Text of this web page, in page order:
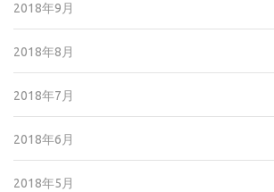
2018年9月
2018年8月
2018年7月
2018年6月
2018年5月